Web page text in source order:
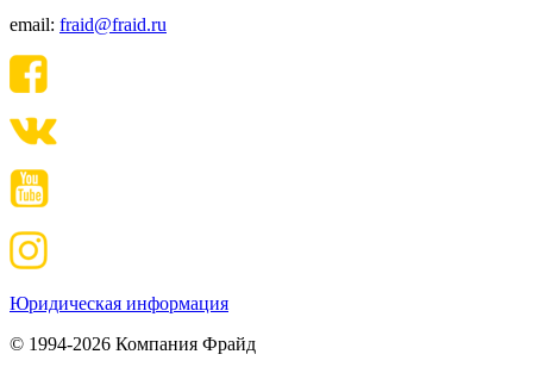
email: fraid@fraid.ru
Юридическая информация
© 1994-2026 Компания Фрайд